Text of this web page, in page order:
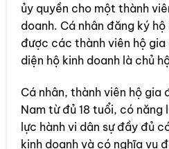
ủy quyền cho một thành
doanh. Cá nhân đăng ký
được các thành viên hộ gia
diện hộ kinh doanh là chủ
Cá nhân, thành viên hộ gia
Nam từ đủ 18 tuổi, có năng
lực hành vi dân sự đầy đủ
kinh doanh và có nghĩa vụ